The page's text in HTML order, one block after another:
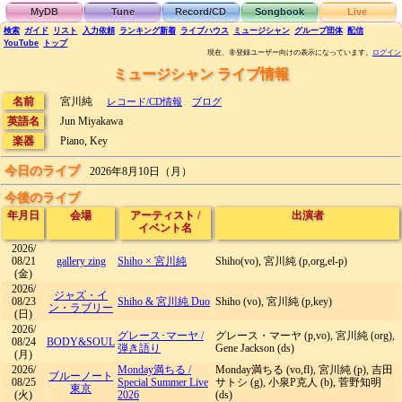
MyDB Tune Record/CD Songbook Live
検索 ガイド リスト 入力依頼 ランキング新着 ライブハウス ミュージシャン グループ団体 配信
YouTube
トップ
現在、非登録ユーザー向けの表示になっています。 ログイン
ミュージシャン ライブ情報
名前 宮川純 レコード/CD情報 ブログ
英語名
Jun Miyakawa
楽器
Piano, Key
今日のライブ 2026年8月10日（月）
今後のライブ
年月日 会場 アーティスト /
イベント名
出演者
2026/
08/21
(金)
gallery zing Shiho × 宮川純 Shiho(vo), 宮川純 (p,org,el-p)
2026/
08/23
(日)
ジャズ・イ
ン・ラブリー Shiho & 宮川純 Duo Shiho (vo), 宮川純 (p,key)
2026/
08/24
(月)
BODY&SOUL グレース･マーヤ /
弾き語り
グレース・マーヤ (p,vo), 宮川純 (org),
Gene Jackson (ds)
2026/
08/25
(火)
ブルーノート
東京
Monday満ちる /
Special Summer Live
2026
Monday満ちる (vo,fl), 宮川純 (p), 吉田
サトシ (g), 小泉P克人 (b), 菅野知明
(ds)